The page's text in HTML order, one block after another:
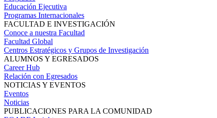
Educación Ejecutiva
Programas Internacionales
FACULTAD E INVESTIGACIÓN
Conoce a nuestra Facultad
Facultad Global
Centros Estratégicos y Grupos de Investigación
ALUMNOS Y EGRESADOS
Career Hub
Relación con Egresados
NOTICIAS Y EVENTOS
Eventos
Noticias
PUBLICACIONES PARA LA COMUNIDAD